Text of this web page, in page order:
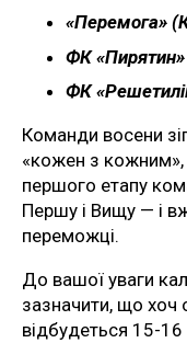
«Перемога»
ФК «Пирятин»
ФК
Команди восени
«кожен з кожним»,
першого етапу
Першу і Вищу — і
переможці.
До вашої уваги
зазначити, що хоч
відбудеться 15-